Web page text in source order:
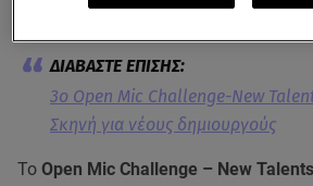
ανάδειξη δύο νικητών.
3ο Open Mic Challenge-New
Σκηνή για νέους δημιουργούς
Το Open Mic Challenge – New